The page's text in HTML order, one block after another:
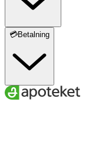
💳Betalning